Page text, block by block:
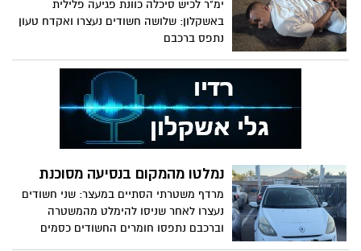
מחלוקת - יש יהודי. לפני לימוד ודקדוק
חיפוש אין סופי אחרי המצאת איסורים
חדשים - יש מצווה גדולה מכל אלו - אהבת
חינם. אם עם ישראל היה מתנהג ברוח
חסידות חב"ד, לא היה צריך לחכות למשיח –
כי אלו היו כבר ימות המשיח.
ימ"ר לכיש סיכלה כוונת פגיעה פלילית
באשקלון: שלושה חשודים נעצרו ואקדח טעון
נתפס ברכבם
נמלטו מהמקום בנסיעה מסוכנת
מרדף משטרתי הסתיים במעצר: שני חשודים
נעצרו לאחר שניסו להימלט מהמשטרה
וברכבם נתפסו חומרים החשודים כסמים